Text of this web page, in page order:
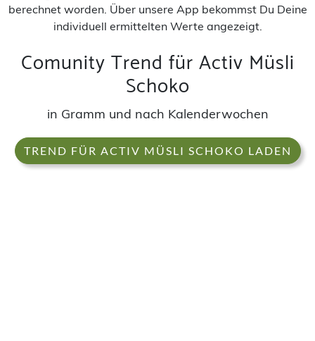
berechnet worden. Über unsere App bekommst Du Deine
individuell ermittelten Werte angezeigt.
Comunity Trend für Activ Müsli
Schoko
in Gramm und nach Kalenderwochen
TREND FÜR ACTIV MÜSLI SCHOKO LADEN